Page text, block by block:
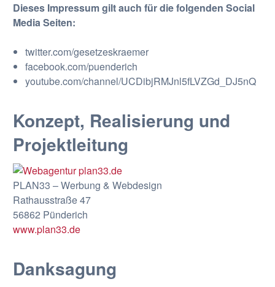
Dieses Impressum gilt auch für die folgenden Social
Media Seiten:
twitter.com/gesetzeskraemer
facebook.com/puenderich
youtube.com/channel/UCDibjRMJnl5fLVZGd_DJ5nQ
Konzept, Realisierung und
Projektleitung
PLAN33 – Werbung & Webdesign
Rathausstraße 47
56862 Pünderich
www.plan33.de
Danksagung